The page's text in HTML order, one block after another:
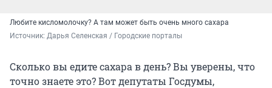
Любите кисломолочку? А там может быть очень много сахара
Источник: Дарья Селенская / Городские порталы
Сколько вы едите сахара в день? Вы уверены, что
точно знаете это? Вот депутаты Госдумы,